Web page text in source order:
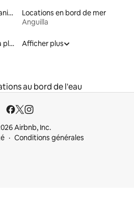
Locations adaptées aux animaux
Locations en bord de mer
Anguilla
Locations avec accès à la plage
Afficher plus
au bord de l'eau
Airbnb, Inc.
Conditions générales